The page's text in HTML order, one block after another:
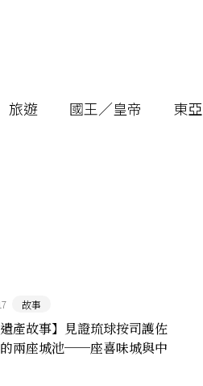
旅遊 國王／皇帝 東亞
故事
遺產故事】見證琉球按司護佐
兩座城池──座喜味城與中